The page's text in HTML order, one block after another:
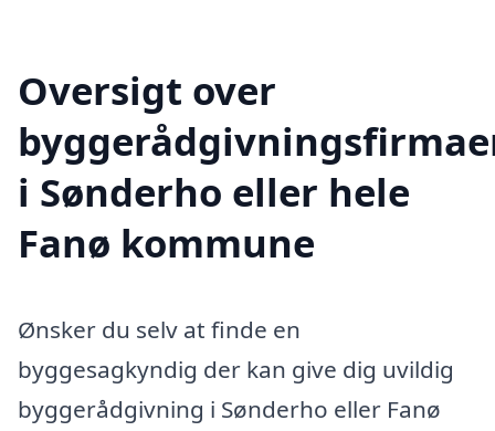
Oversigt over
i Sønderho eller hele
Fanø kommune
Ønsker du selv at finde en
byggesagkyndig der kan give dig uvildig
byggerådgivning i Sønderho eller Fanø